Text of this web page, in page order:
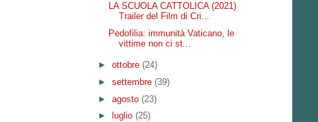
LA SCUOLA CATTOLICA (2021)
Trailer del Film di Cri...
Pedofilia: immunità Vaticano, le
vittime non ci st...
► ottobre (24)
► settembre (39)
► agosto (23)
►
luglio (25)